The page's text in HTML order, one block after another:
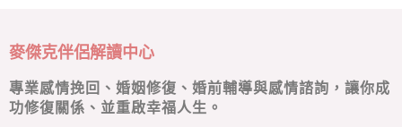
麥傑克伴侶解讀中心
專業感情挽回、婚姻修復、婚前輔導與感情諮詢，讓你成
功修復關係、並重啟幸福人生。